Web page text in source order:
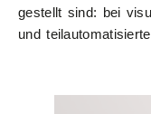
gestellt sind: bei
und